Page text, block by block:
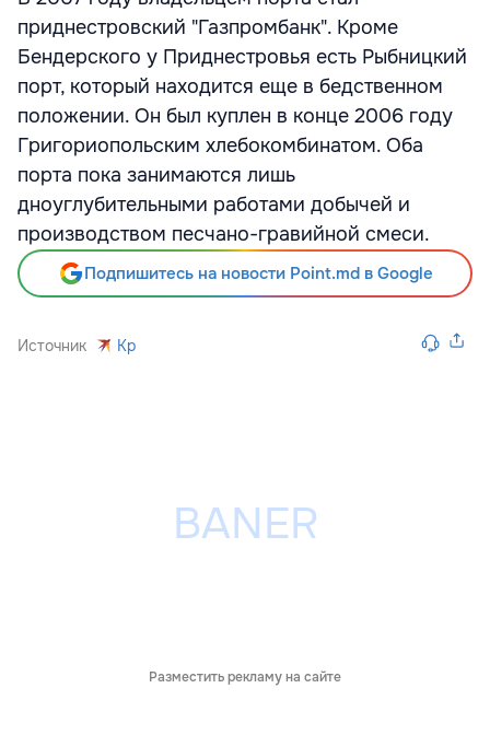
приднестровский "Газпромбанк". Кроме
Бендерского у Приднестровья есть Рыбницкий
порт, который находится еще в бедственном
положении. Он был куплен в конце 2006 году
Григориопольским хлебокомбинатом. Оба
порта пока занимаются лишь
дноуглубительными работами добычей и
производством песчано-гравийной смеси.
Подпишитесь на новости Point.md в Google
Источник Kp
Разместить рекламу на сайте